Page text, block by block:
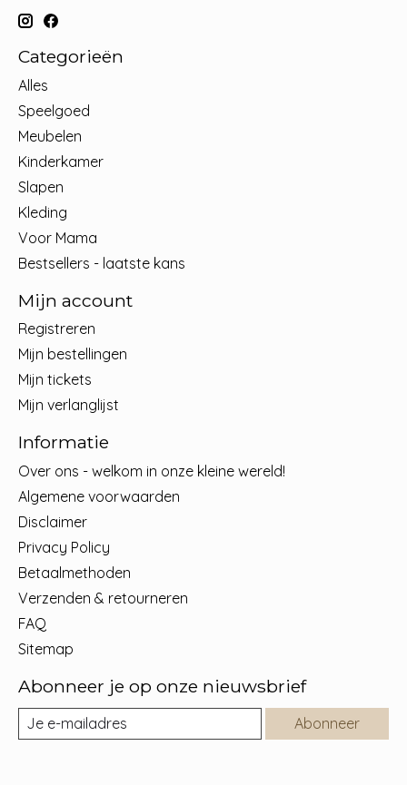
Categorieën
Alles
Speelgoed
Meubelen
Kinderkamer
Slapen
Kleding
Voor Mama
Bestsellers - laatste kans
Mijn account
Registreren
Mijn bestellingen
Mijn tickets
Mijn verlanglijst
Informatie
Over ons - welkom in onze kleine wereld!
Algemene voorwaarden
Disclaimer
Privacy Policy
Betaalmethoden
Verzenden & retourneren
FAQ
Sitemap
Abonneer je op onze nieuwsbrief
Abonneer